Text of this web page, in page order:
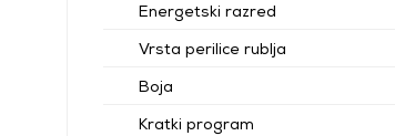
Energetski razred
Vrsta perilice rublja
Boja
Kratki program